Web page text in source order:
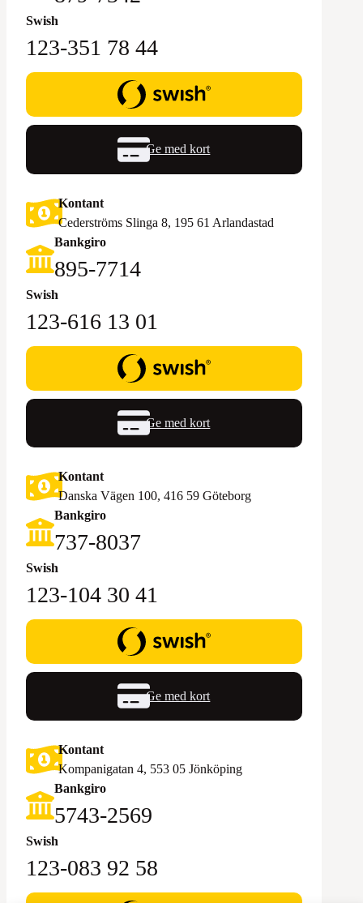
Swish
123-351 78 44
Ge med kort
Kontant
Cederströms Slinga 8, 195 61 Arlandastad
Bankgiro
895-7714‬
Swish
123-616 13 01
Ge med kort
Kontant
Danska Vägen 100, 416 59 Göteborg
Bankgiro
‪737-8037‬
Swish
123-104 30 41
Ge med kort
Kontant
Kompanigatan 4, 553 05 Jönköping
Bankgiro
5743-2569‬
Swish
123-083 92 58